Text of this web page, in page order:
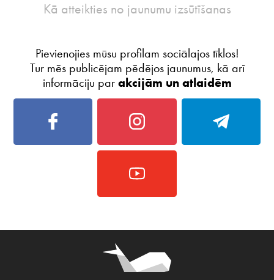
Kā atteikties no jaunumu izsūtīšanas
Pievienojies mūsu profilam sociālajos tīklos!
Tur mēs publicējam pēdējos jaunumus, kā arī
informāciju par akcijām un atlaidēm